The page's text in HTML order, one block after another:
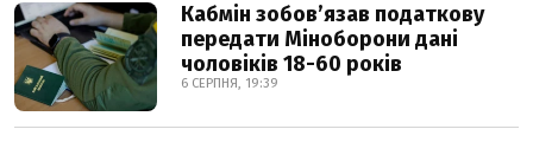
Кабмін зобовʼязав податкову
передати Міноборони дані
чоловіків 18-60 років
6 СЕРПНЯ, 19:39